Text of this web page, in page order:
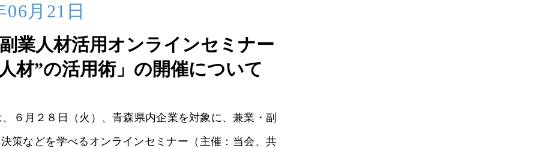
06月21日
業人材活用オンラインセミナー
材”の活用術」の開催について
月２８日（火）、青森県内企業を対象に、兼業・副
策などを学べるオンラインセミナー（主催：当会、共